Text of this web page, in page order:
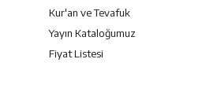
Kur'an ve Tevafuk
Yayın Kataloğumuz
Fiyat Listesi